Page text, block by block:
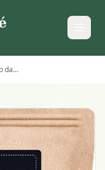
Thé noir bio darjeeling first flush 250g en vrac